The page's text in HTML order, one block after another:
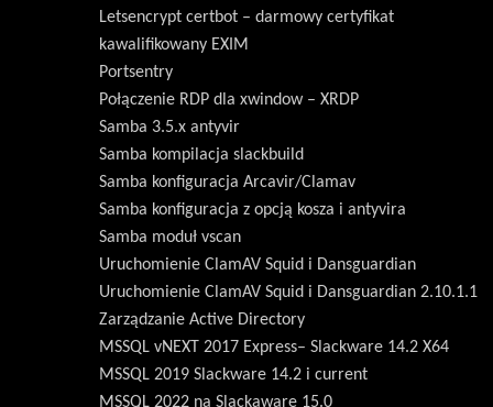
Letsencrypt certbot – darmowy certyfikat
kawalifikowany EXIM
Portsentry
Połączenie RDP dla xwindow – XRDP
Samba 3.5.x antyvir
Samba kompilacja slackbuild
Samba konfiguracja Arcavir/Clamav
Samba konfiguracja z opcją kosza i antyvira
Samba moduł vscan
Uruchomienie ClamAV Squid i Dansguardian
Uruchomienie ClamAV Squid i Dansguardian 2.10.1.1
Zarządzanie Active Directory
MSSQL vNEXT 2017 Express– Slackware 14.2 X64
MSSQL 2019 Slackware 14.2 i current
MSSQL 2022 na Slackaware 15.0